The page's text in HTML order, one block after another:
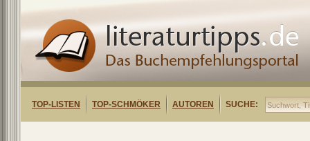
TOP-LISTEN TOP-SCHMÖKER AUTOREN SUCHE: